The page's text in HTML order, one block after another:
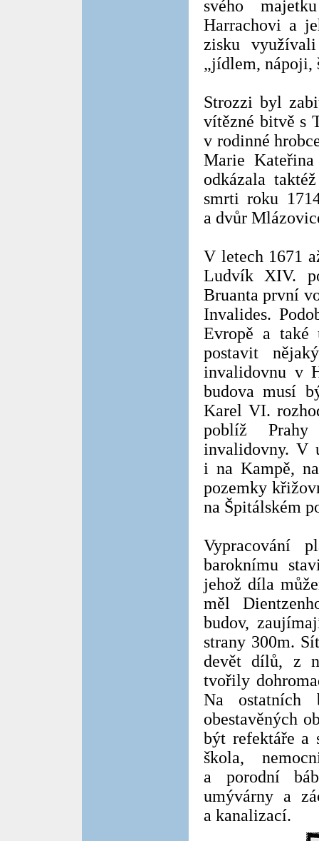
svého
Harrachovi a
zisku
„jídlem, nápoji,
Strozzi byl
vítězné bitvě s
v rodinné
Marie
odkázala
smrti roku
a dvůr
V letech 1671
Ludvík XIV.
Bruanta první
Invalides.
Evropě a také
postavit
invalidovnu v
budova musí
Karel VI.
poblíž
invalidovny. V
i na Kampě,
pozemky
na Špitálském
Vypracování
baroknímu
jehož díla
měl
budov,
strany 300m.
devět dílů, z
tvořily
Na ostatních
obestavěných
být refektáře a
škola,
a porodní
umývárny a
a kanalizací.